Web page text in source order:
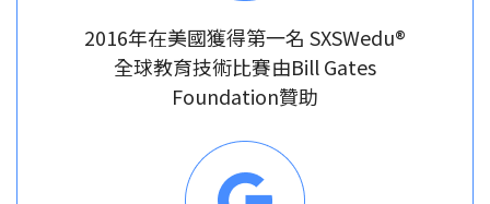
2016年在美國獲得第一名 SXSWedu®
全球教育技術比賽由Bill Gates
Foundation贊助